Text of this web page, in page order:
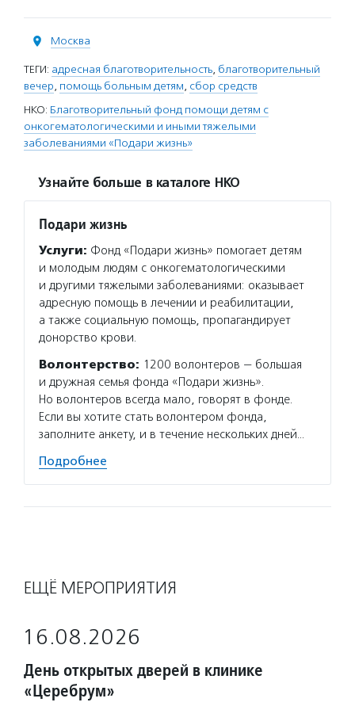
Москва
ТЕГИ: адресная благотворительность, благотворительный
вечер, помощь больным детям, сбор средств
НКО: Благотворительный фонд помощи детям с
онкогематологическими и иными тяжелыми
заболеваниями «Подари жизнь»
Узнайте больше в каталоге НКО
Подари жизнь
Услуги: Фонд «Подари жизнь» помогает детям
и молодым людям с онкогематологическими
и другими тяжелыми заболеваниями: оказывает
адресную помощь в лечении и реабилитации,
а также социальную помощь, пропагандирует
донорство крови.
Волонтерство: 1200 волонтеров — большая
и дружная семья фонда «Подари жизнь».
Но волонтеров всегда мало, говорят в фонде.
Если вы хотите стать волонтером фонда,
заполните анкету, и в течение нескольких дней…
Подробнее
ЕЩЁ МЕРОПРИЯТИЯ
16.08.2026
День открытых дверей в клинике
«Церебрум»